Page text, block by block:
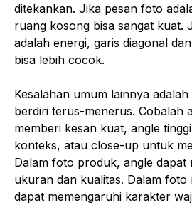
ditekankan. Jika pesan foto
ruang kosong bisa sangat kuat.
adalah energi, garis diagonal
bisa lebih cocok.
Kesalahan umum lainnya
berdiri terus-menerus. Cobalah
memberi kesan kuat, angle
konteks, atau close-up untuk
Dalam foto produk, angle dapat
ukuran dan kualitas. Dalam foto
dapat memengaruhi karakter